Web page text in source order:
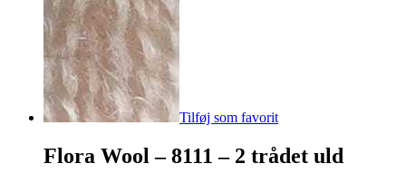
Tilføj som favorit
Flora Wool – 8111 – 2 trådet uld